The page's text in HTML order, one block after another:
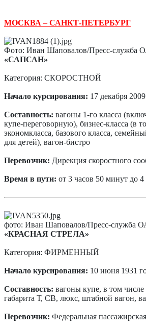
МОСКВА – САНКТ-ПЕТЕРБУРГ
Фото: Иван Шаповалов/Пресс-служба
«САПСАН»
Категория: СКОРОСТНОЙ
Начало курсирования: 17 декабря
Составность: вагоны 1-го класса
купе-переговорную), бизнес-класса (в
экономкласса, базового класса,
для детей), вагон-бистро
Перевозчик: Дирекция скоростного
Время в пути: от 3 часов 50 минут до
фото: Иван Шаповалов/Пресс-служба
«КРАСНАЯ СТРЕЛА»
Категория: ФИРМЕННЫЙ
Начало курсирования: 10 июня 1931
Составность: вагоны купе, в том
габарита Т, СВ, люкс, штабной вагон,
Перевозчик: Федеральная